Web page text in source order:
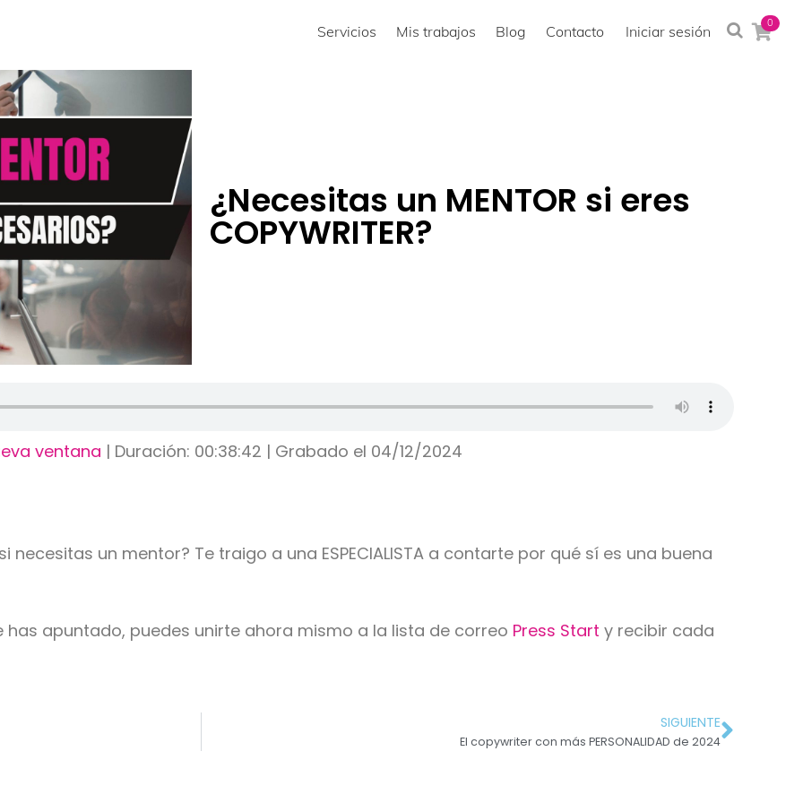
0
Servicios Mis trabajos Blog Contacto Iniciar sesión
¿Necesitas un MENTOR si eres
COPYWRITER?
ventana | Duración: 00:38:42 | Grabado el 04/12/2024
un mentor? Te traigo a una ESPECIALISTA a contarte por qué sí es una buena
apuntado, puedes unirte ahora mismo a la lista de correo Press Starty recibir cada
SIGUIENTE
El copywriter con más PERSONALIDAD de 2024